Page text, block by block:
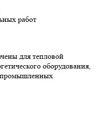
работ
для тепловой
оборудования,
промышленных